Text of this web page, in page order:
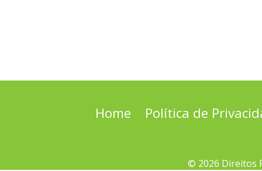
Home Política de
© 2026 Direitos